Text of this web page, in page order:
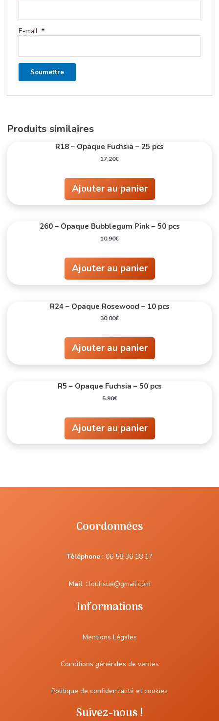
E-mail *
Produits similaires
R18 – Opaque Fuchsia – 25 pcs
17.20€
Ajouter au panier
260 – Opaque Bubblegum Pink – 50 pcs
10.90€
Ajouter au panier
R24 – Opaque Rosewood – 10 pcs
30.00€
Ajouter au panier
R5 – Opaque Fuchsia – 50 pcs
5.90€
Ajouter au panier
Coordonnées
Téléphone : 06 58 36 18 17
Mail :louhsue@gmail.com
Informations
Mentions Légales
Conditions générales de ventes
Politique de confidentialité et cookies
Suivez-nous !